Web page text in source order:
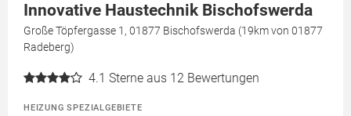
Innovative Haustechnik Bischofswerda
Große Töpfergasse 1, 01877 Bischofswerda (19km von 01877
Radeberg)
4.1 Sterne aus 12 Bewertungen
HEIZUNG SPEZIALGEBIETE